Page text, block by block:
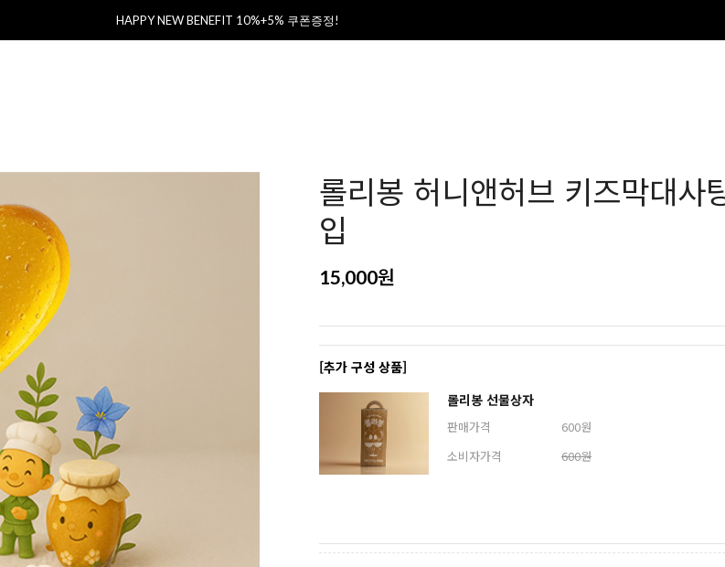
HAPPY NEW BENEFIT 10%+5% 쿠폰증정!
롤리봉 허니앤허브 키즈막대사
입
15,000원
[추가 구성 상품]
롤리봉 선물상자
판매가격
600원
소비자가격
600원